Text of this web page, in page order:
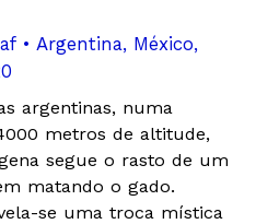
• Argentina, México,
argentinas, numa
metros de altitude,
segue o rasto de um
matando o gado.
se uma troca mística